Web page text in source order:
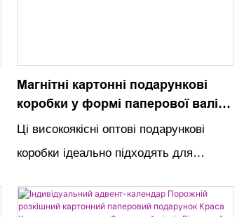
Магнітні картонні подарункові
коробки у формі паперової валізи
зі шкіряними ручками оптом на
Ці високоякісні оптові подарункові
коробки ідеально підходять для
народження. Унікальна форма валізи,